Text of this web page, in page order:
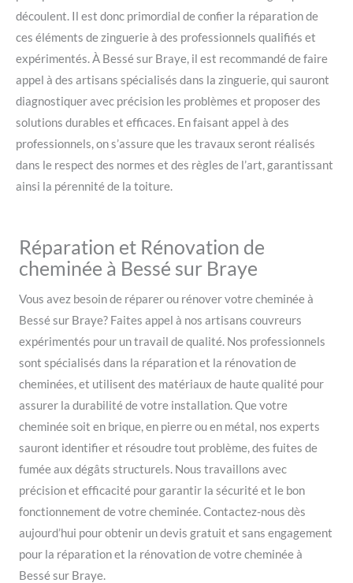
découlent. Il est donc primordial de confier la réparation de
ces éléments de zinguerie à des professionnels qualifiés et
expérimentés. À Bessé sur Braye, il est recommandé de faire
appel à des artisans spécialisés dans la zinguerie, qui sauront
diagnostiquer avec précision les problèmes et proposer des
solutions durables et efficaces. En faisant appel à des
professionnels, on s’assure que les travaux seront réalisés
dans le respect des normes et des règles de l’art, garantissant
ainsi la pérennité de la toiture.
Réparation et Rénovation de
cheminée à Bessé sur Braye
Vous avez besoin de réparer ou rénover votre cheminée à
Bessé sur Braye? Faites appel à nos artisans couvreurs
expérimentés pour un travail de qualité. Nos professionnels
sont spécialisés dans la réparation et la rénovation de
cheminées, et utilisent des matériaux de haute qualité pour
assurer la durabilité de votre installation. Que votre
cheminée soit en brique, en pierre ou en métal, nos experts
sauront identifier et résoudre tout problème, des fuites de
fumée aux dégâts structurels. Nous travaillons avec
précision et efficacité pour garantir la sécurité et le bon
fonctionnement de votre cheminée. Contactez-nous dès
aujourd’hui pour obtenir un devis gratuit et sans engagement
pour la réparation et la rénovation de votre cheminée à
Bessé sur Braye.